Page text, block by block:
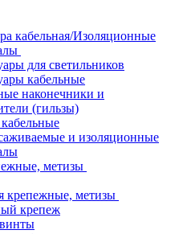
кабельная/Изоляционные
для светильников
кабельные
наконечники и
(гильзы)
и изоляционные
метизы
крепежные, метизы
крепеж